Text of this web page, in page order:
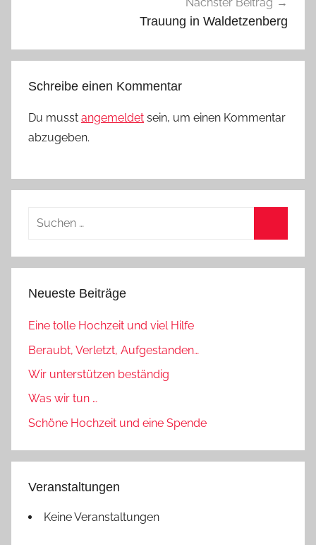
Trauung in Waldetzenberg
Schreibe einen Kommentar
Du musst angemeldet sein, um einen Kommentar
abzugeben.
Suchen
Neueste Beiträge
Eine tolle Hochzeit und viel Hilfe
Beraubt, Verletzt, Aufgestanden…
Wir unterstützen beständig
Was wir tun …
Schöne Hochzeit und eine Spende
Veranstaltungen
Keine Veranstaltungen